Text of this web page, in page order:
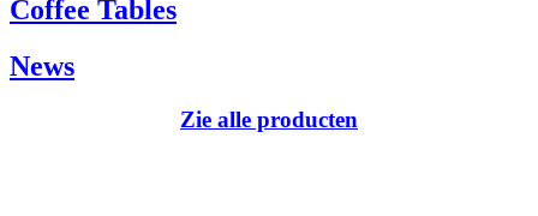
Coffee Tables
News
Zie alle producten